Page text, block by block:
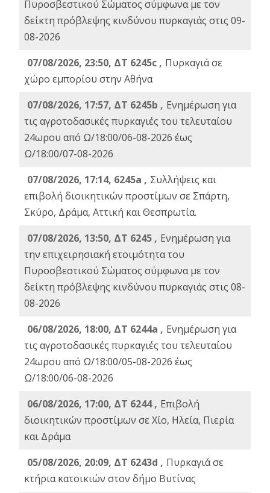
Πυροσβεστικού Σώματος σύμφωνα με τον
δείκτη πρόβλεψης κινδύνου πυρκαγιάς στις 09-
08-2026
07/08/2026, 23:50, ΔΤ 6245c , Πυρκαγιά σε
χώρο εμπορίου στην Αθήνα
07/08/2026, 17:57, ΔΤ 6245b , Ενημέρωση για
τις αγροτοδασικές πυρκαγιές του τελευταίου
24ωρου από Ω/18:00/06-08-2026 έως
Ω/18:00/07-08-2026
07/08/2026, 17:14, 6245a , Συλλήψεις και
επιβολή διοικητικών προστίμων σε Σπάρτη,
Σκύρο, Δράμα, Αττική και Θεσπρωτία.
07/08/2026, 13:50, ΔΤ 6245 , Ενημέρωση για
την επιχειρησιακή ετοιμότητα του
Πυροσβεστικού Σώματος σύμφωνα με τον
δείκτη πρόβλεψης κινδύνου πυρκαγιάς στις 08-
08-2026
06/08/2026, 18:00, ΔΤ 6244a , Ενημέρωση για
τις αγροτοδασικές πυρκαγιές του τελευταίου
24ωρου από Ω/18:00/05-08-2026 έως
Ω/18:00/06-08-2026
06/08/2026, 17:00, ΔΤ 6244 , Επιβολή
διοικητικών προστίμων σε Χίο, Ηλεία, Πιερία
και Δράμα
05/08/2026, 20:09, ΔΤ 6243d , Πυρκαγιά σε
κτήρια κατοικιών στον δήμο Βυτίνας